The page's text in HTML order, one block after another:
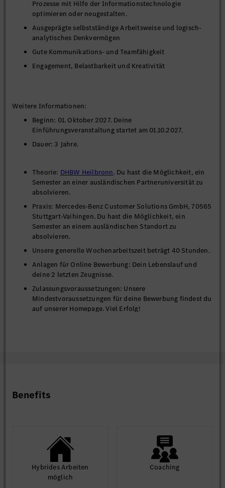
persönlichkeitsorientierte Seminare im Unternehmen
ergänzt.
Prozesse mit Hilfe der Informationstechnologie
optimieren oder neugestalten.
Ausgeprägte selbstständige Arbeitsweise und logisch-
analytisches Denkvermögen
Gute Kommunikations- und Teamfähigkeit
Engagement, Belastbarkeit und Kreativität
Weitere Informationen:
Beginn: 01. Oktober 2027. Deine
Einführungsveranstaltung startet am 01.10.2027.
Dauer: 3 Jahre.
Theorie: DHBW Heilbronn. Du hast die Möglichkeit, ein
Semester an einer ausländischen Partneruniversität zu
absolvieren.
Praxis: Mercedes-Benz Customer Solutions GmbH, 70565
Stuttgart-Vaihingen. Du hast die Möglichkeit, ein
Semester an einem ausländischen Standort zu
absolvieren.
Unsere generelle Wochenarbeitszeit beträgt 40 Stunden.
Anlagen für Online Bewerbung: Dein Lebenslauf und
deine 2 letzten Zeugnisse.
Zulassungsvoraussetzungen: Unsere
Mindestvoraussetzungen für deine Bewerbung findest du
auf unserer Homepage. Viel Erfolg!
Zeichen, Datenmenge insgesamt max. 6 MB Wir freuen uns
insbesondere über Bewerbungen schwerbehinderter und ihnen
Benefits
Hybrides Arbeiten
möglich
Coaching